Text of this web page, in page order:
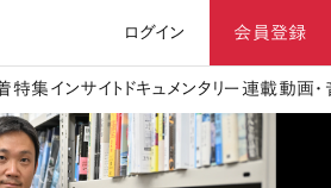
ログイン 会員登録
特集 インサイト ドキュメンタリー 連載動画